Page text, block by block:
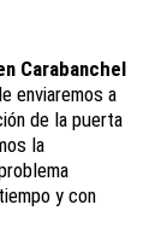
Carabanchel
enviaremos a
de la puerta
la
y con